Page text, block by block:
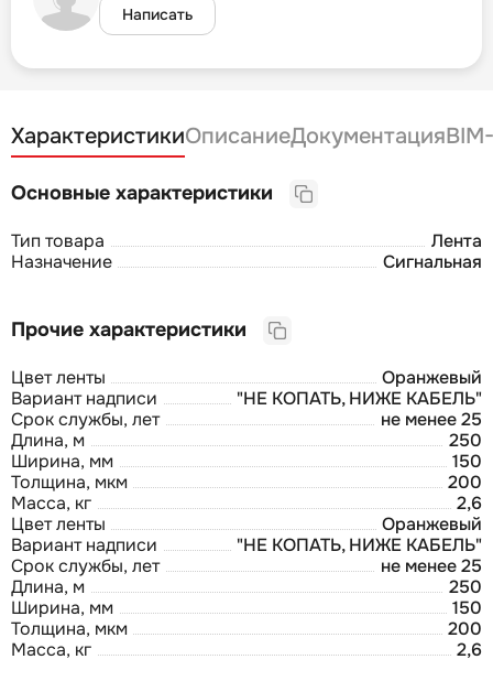
Написать
ХарактеристикиОписаниеДокументация
Основные характеристики
Тип товара
Лента
Назначение
Сигнальная
Прочие характеристики
Цвет ленты
Оранжевый
Вариант надписи
"НЕ КОПАТЬ, НИЖЕ КАБЕЛЬ"
Срок службы, лет
не менее 25
Длина, м
250
Ширина, мм
150
Толщина, мкм
200
Масса, кг
2,6
Цвет ленты
Оранжевый
Вариант надписи
"НЕ КОПАТЬ, НИЖЕ КАБЕЛЬ"
Срок службы, лет
не менее 25
Длина, м
250
Ширина, мм
150
Толщина, мкм
200
Масса, кг
2,6